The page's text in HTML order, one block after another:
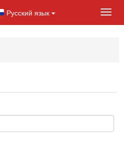
Русский язык